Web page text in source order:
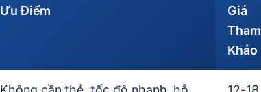
Ưu Điểm
Giá
Tham
Khảo